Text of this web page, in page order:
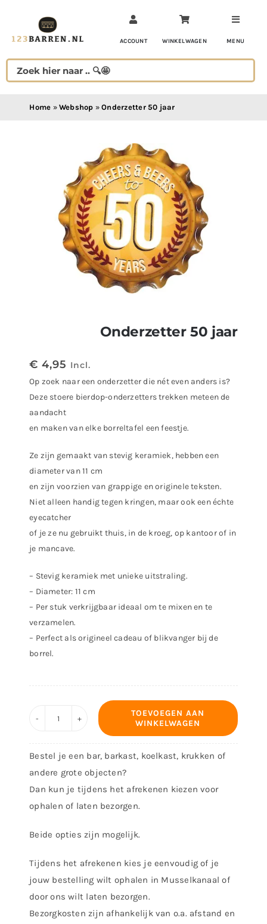
inhoud
ACCOUNT WINKELWAGEN MENU
Home » Webshop »Onderzetter 50 jaar
Onderzetter 50 jaar
€ 4,95 Incl.
Op zoek naar een onderzetter die nét even anders is?
Deze stoere bierdop-onderzetters trekken meteen de
aandacht
en maken van elke borreltafel een feestje.
Ze zijn gemaakt van stevig keramiek, hebben een
diameter van 11 cm
en zijn voorzien van grappige en originele teksten.
Niet alleen handig tegen kringen, maar ook een échte
eyecatcher
of je ze nu gebruikt thuis, in de kroeg, op kantoor of in
je mancave.
– Stevig keramiek met unieke uitstraling.
– Diameter: 11 cm
– Per stuk verkrijgbaar ideaal om te mixen en te
verzamelen.
– Perfect als origineel cadeau of blikvanger bij de
borrel.
Onderzetter
jaar
aantal
TOEVOEGEN AAN
WINKELWAGEN
Bestel je een bar, barkast, koelkast, krukken of
andere grote objecten?
Dan kun je tijdens het afrekenen kiezen voor
ophalen of laten bezorgen.
Beide opties zijn mogelijk.
Tijdens het afrekenen kies je eenvoudig of je
jouw bestelling wilt ophalen in Musselkanaal of
door ons wilt laten bezorgen.
Bezorgkosten zijn afhankelijk van o.a. afstand en